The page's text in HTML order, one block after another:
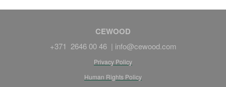
CEWOOD
+371 2646 00 46 | info@cewood.com
Privacy Policy
Human Rights Policy